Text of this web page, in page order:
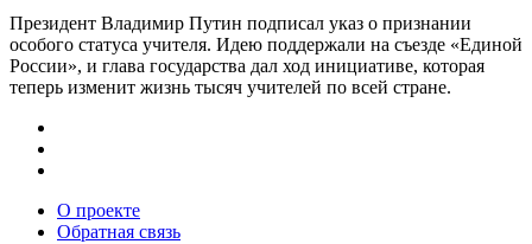
Президент Владимир Путин подписал указ о признании
особого статуса учителя. Идею поддержали на съезде «Единой
России», и глава государства дал ход инициативе, которая
теперь изменит жизнь тысяч учителей по всей стране.
О проекте
Обратная связь